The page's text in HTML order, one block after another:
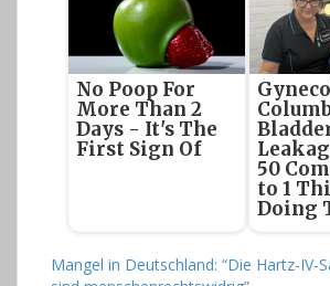
No Poop For
More Than 2
Days - It's The
First Sign Of
50
to 1
Doing
Mangel in Deutschland: “Die Hartz-IV-